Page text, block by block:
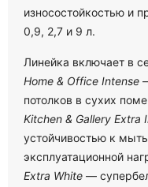
износостойкостью и
0,9, 2,7 и 9 л.
Линейка включает в
Home & Office Intense
потолков в сухих
Kitchen & Gallery Extra
устойчивостью к
эксплуатационной
Extra White —